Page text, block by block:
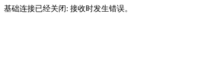
基础连接已经关闭: 接收时发生错误。